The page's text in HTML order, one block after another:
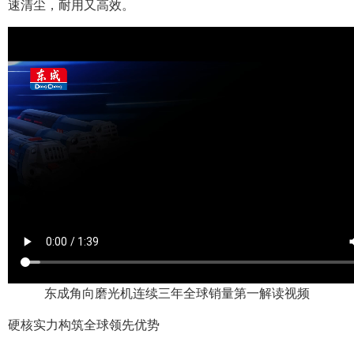
速清尘，耐用又高效。
东成角向磨光机连续三年全球销量第一解读视频
硬核实力构筑全球领先优势